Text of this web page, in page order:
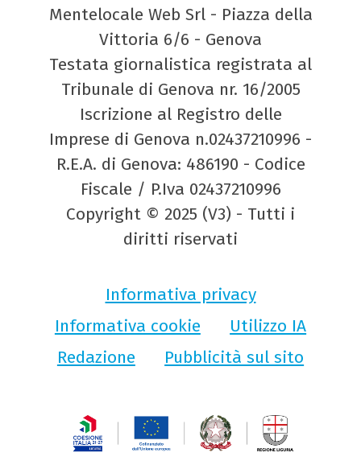
Mentelocale Web Srl - Piazza della
Vittoria 6/6 - Genova
Testata giornalistica registrata al
Tribunale di Genova nr. 16/2005
Iscrizione al Registro delle
Imprese di Genova n.02437210996 -
R.E.A. di Genova: 486190 - Codice
Fiscale / P.Iva 02437210996
Copyright © 2025 (V3) - Tutti i
diritti riservati
Informativa privacy
Informativa cookie
Utilizzo IA
Redazione
Pubblicità sul sito